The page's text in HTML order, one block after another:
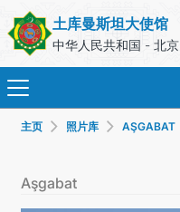
土库曼斯坦大使馆
中华人民共和国 - 北京
主页 照片库 AŞGABAT
Aşgabat